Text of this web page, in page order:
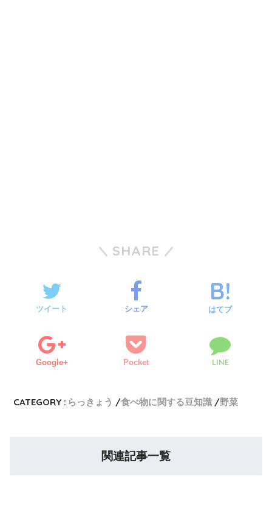
SHARE
ツイート シェア はてブ
Google+ Pocket LINE
CATEGORY : らっきょう 食べ物に関する豆知識 野菜
関連記事一覧